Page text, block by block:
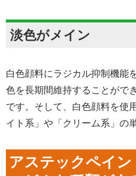
淡色がメイン
白色顔料にラジカル抑制機能
色を長期間維持することがで
です。そして、白色顔料を使
イト系」や「クリーム系」の
アステックペイ